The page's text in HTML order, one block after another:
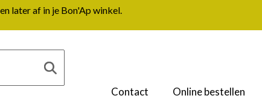
later af in je Bon'Ap winkel.
Contact
Online bestellen